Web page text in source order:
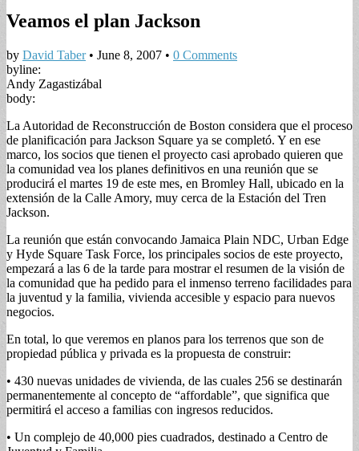
Veamos el plan Jackson
by David Taber• June 8, 2007 • 0 Comments
byline:
Andy Zagastizábal
body:
La Autoridad de Reconstrucción de Boston considera que el proceso
de planificación para Jackson Square ya se completó. Y en ese
marco, los socios que tienen el proyecto casi aprobado quieren que
la comunidad vea los planes definitivos en una reunión que se
producirá el martes 19 de este mes, en Bromley Hall, ubicado en la
extensión de la Calle Amory, muy cerca de la Estación del Tren
Jackson.
La reunión que están convocando Jamaica Plain NDC, Urban Edge
y Hyde Square Task Force, los principales socios de este proyecto,
empezará a las 6 de la tarde para mostrar el resumen de la visión de
la comunidad que ha pedido para el inmenso terreno facilidades para
la juventud y la familia, vivienda accesible y espacio para nuevos
negocios.
En total, lo que veremos en planos para los terrenos que son de
propiedad pública y privada es la propuesta de construir:
• 430 nuevas unidades de vivienda, de las cuales 256 se destinarán
permanentemente al concepto de “affordable”, que significa que
permitirá el acceso a familias con ingresos reducidos.
• Un complejo de 40,000 pies cuadrados, destinado a Centro de